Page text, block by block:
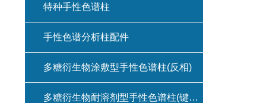
特种手性色谱柱
手性色谱分析柱配件
多糖衍生物涂敷型手性色谱柱(反相)
多糖衍生物耐溶剂型手性色谱柱(键合型手性色谱柱)